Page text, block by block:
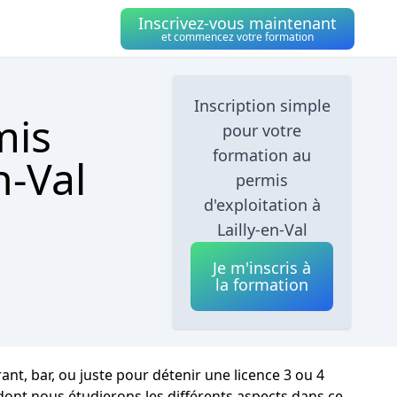
Inscrivez-vous maintenant
et commencez votre formation
Val
Inscription simple
pour votre
formation au
permis
d'exploitation à
Lailly-en-Val
Je m'inscris à
la formation
bar, ou juste pour détenir une licence 3 ou 4